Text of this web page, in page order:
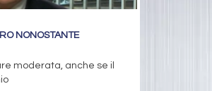
NONOSTANTE
moderata, anche se il